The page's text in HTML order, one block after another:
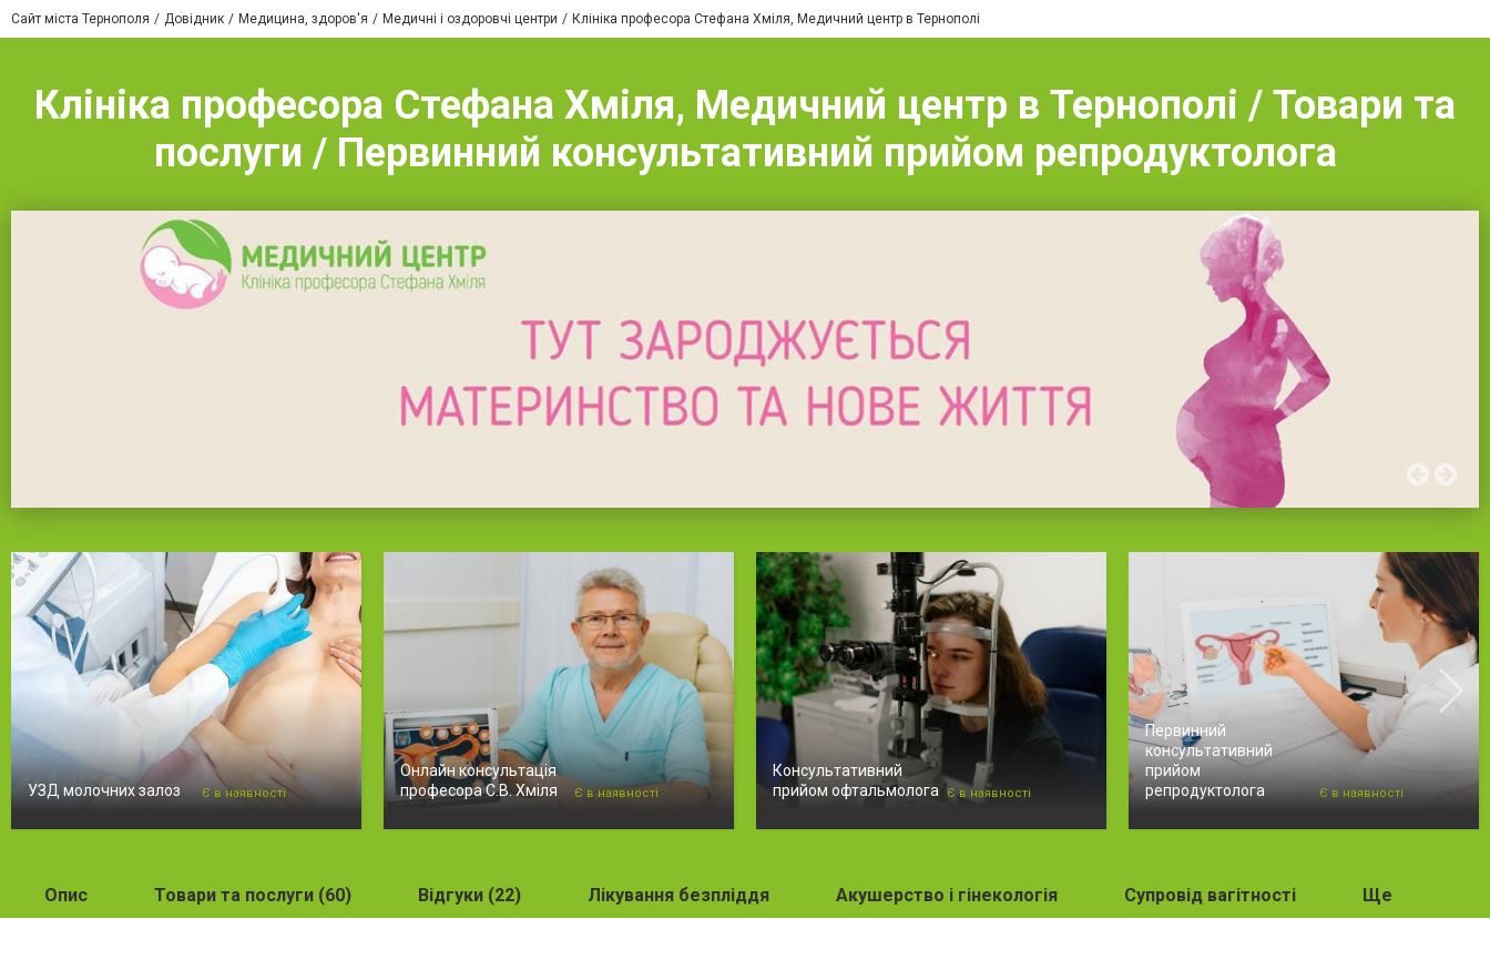
Сайт міста Тернополя Довідник Медицина, здоров'я Медичні і оздоровчі центри Клініка професора Стефана Хміля, Медичний центр в Тернополі
Клініка професора Стефана Хміля, Медичний центр в Тернополі / Товари та
послуги / Первинний консультативний прийом репродуктолога
УЗД молочних залоз Є в наявності
Онлайн консультація
професора С.В. Хміля
Є в наявності
Консультативний
прийом офтальмолога
Є в наявності
Первинний
консультативний
прийом
репродуктолога
Є в наявності
Опис Товари та послуги (60) Відгуки (22) Лікування безпліддя Акушерство і гінекологія Супровід вагітності Ще